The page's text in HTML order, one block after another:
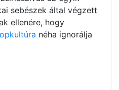
sebészek által végzett
ellenére, hogy
néha ignorálja